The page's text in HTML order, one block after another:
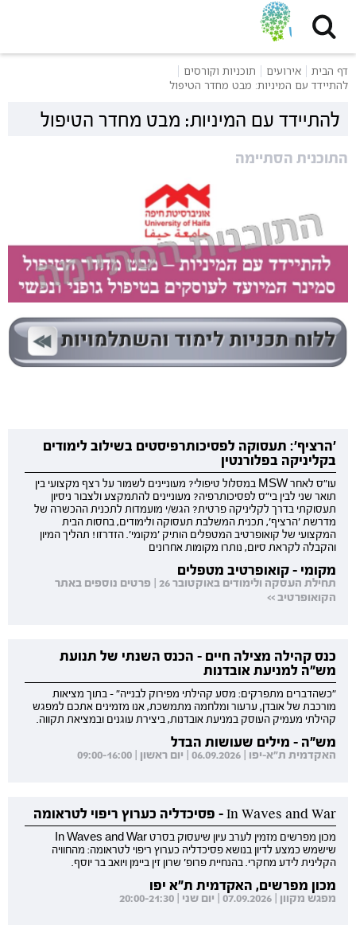
דף הבית אירועים
תוכניות וקורסים
להתיידד עם המיניות: מבט מחדר הטיפול
להתיידד עם המיניות: מבט מחדר הטיפול
התוכנית הסתיימה
'הרציף': תעסוקה לפסיכותרפיסטים בשילוב לימודים
בקליניקה בפלורנטין
עו"ס לאחר MSW במסלול טיפולי? מעוניינים לשמור על רצף מקצועי בין
תואר שני לבין בי"ס לפסיכותרפיה? מעוניינים להתמקצע ולצבור ניסיון
תעסוקתי בדרך לקליניקה פרטית? הגש/י מועמדות לתכנית ההכשרה של
מדרשת 'הרציף', תכנית המשלבת תעסוקה ולימודים, בחסות הבית
המקצועי של קואופרטיב המטפלים הותיק 'מקומי'. הזדרזו! תהליך המיון
והקבלה לקראת סיום, נותרו מקומות אחרונים
מקומי - קואופרטיב מטפלים
תחילת העסקה ולימודים באוקטובר 26 | פרטים נוספים באתר
הקואופרטיב >>
כנס קהילה מצילה חיים - הכנס השנתי של תנועת
מש"ה למניעת אובדנות
"כשהדברים מתפרקים: מסע קהילתי מפירוק לבנייה" - בתוך מציאות
מורכבת של אובדן, ערעור ומלחמה מתמשכת, אנו מזמינים אתכם למפגש
קהילתי מעמיק העוסק במניעת אובדנות, ביצירת עוגנים ובמציאת תקווה.
מש"ה - מילים שעושות הבדל
האקדמית ת"א-יפו | 06.09.2026 | יום ראשון | 09:00-16:00
In Waves and War - פסיכדליה כערוץ ריפוי לטראומה
מכון מפרשים מזמין לערב עיון שיעסוק בסרט In Waves and War
שישמש כמצע לדיון בנושא פסיכדליה כערוץ ריפוי לטראומה: מהחוויה
הקלינית לידע מחקרי. בהנחיית פרופ' שרון זין ביימן ויואב בר יוסף.
מכון מפרשים, האקדמית ת"א יפו
מפגש מקוון | 07.09.2026 | יום שני | 20:00-21:30